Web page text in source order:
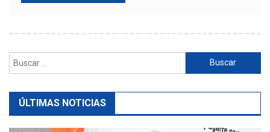
Buscar:
ÚLTIMAS NOTICIAS